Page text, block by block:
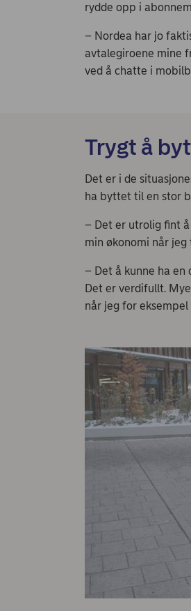
rydde opp i
– Nordea har jo
avtalegiroene mine
ved å chatte i
Trygt å
Det er i de
ha byttet til en stor
– Det er utrolig fint
min økonomi når jeg
– Det å kunne ha en
Det er verdifullt.
når jeg for